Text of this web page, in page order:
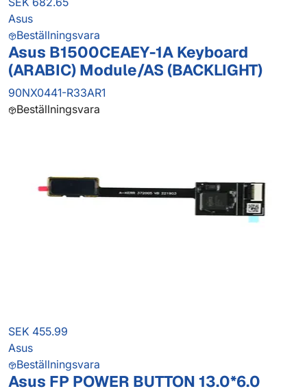
Asus
Beställningsvara
Asus B1500CEAEY-1A Keyboard
(ARABIC) Module/AS (BACKLIGHT)
90NX0441-R33AR1
Beställningsvara
SEK 455.99
Asus
Beställningsvara
Asus FP POWER BUTTON 13.0*6.0